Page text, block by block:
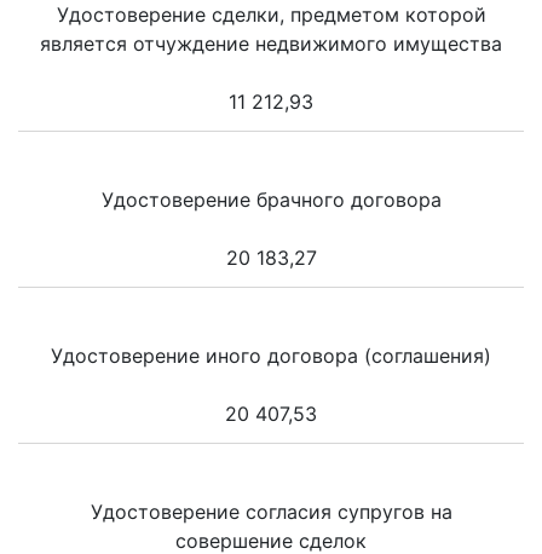
Удостоверение сделки, предметом которой
является отчуждение недвижимого имущества
11 212,93
Удостоверение брачного договора
20 183,27
Удостоверение иного договора (соглашения)
20 407,53
Удостоверение согласия супругов на
совершение сделок